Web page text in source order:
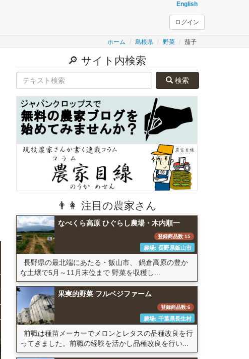
English
ログイン
ホーム 島根県 野菜 茄子
🔎 サイト内検索
検索
👨👩 注目の農家さん
なべくら高原 ひぐらし農場・木内順一
登録商品数:15
農場: 長野県飯山市
長野県の最北端にあたる・飯山市、 鍋倉高原の豊か
な土壌で5月～11月末位まで 野菜を収穫し...
果実的野菜 フルベジファーム
登録商品数:6
農場: 千葉県長生村
前職は種苗メーカーでメロンとレタスの品種改良を行
ってきました。前職の経験を活かし品種改良を行い...